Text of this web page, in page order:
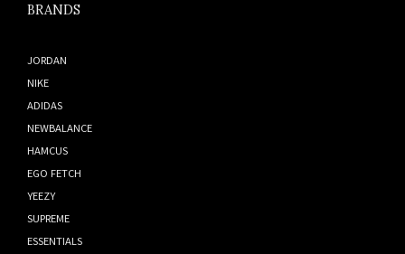
BRANDS
JORDAN
NIKE
ADIDAS
NEWBALANCE
HAMCUS
EGO FETCH
YEEZY
SUPREME
ESSENTIALS